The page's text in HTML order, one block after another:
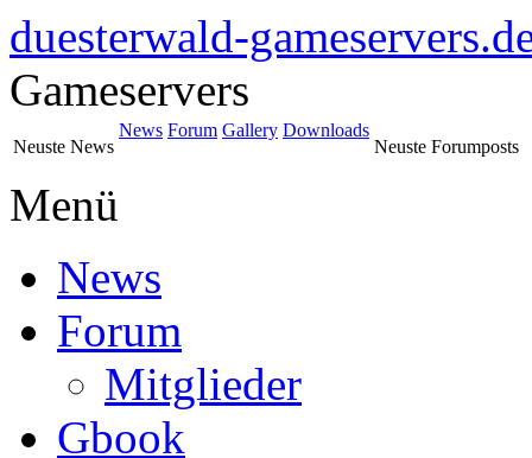
duesterwald-
Gameservers
Neuste News
News Forum Gallery Downloads
Neuste Forumposts
Menü
News
Forum
Mitglieder
Gbook